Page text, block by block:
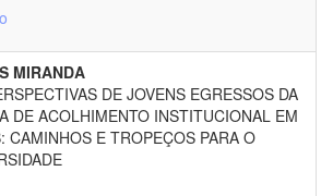
MIRANDA
DE JOVENS EGRESSOS DA
DE ACOLHIMENTO INSTITUCIONAL EM
CAMINHOS E TROPEÇOS PARA O